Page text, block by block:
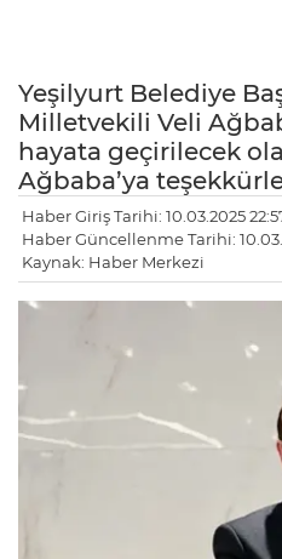
Yeşilyurt Belediye
Milletvekili Veli
hayata geçirilecek
Ağbaba’ya
Haber Giriş Tarihi: 10.03.2025
Haber Güncellenme Tarihi:
Kaynak: Haber Merkezi